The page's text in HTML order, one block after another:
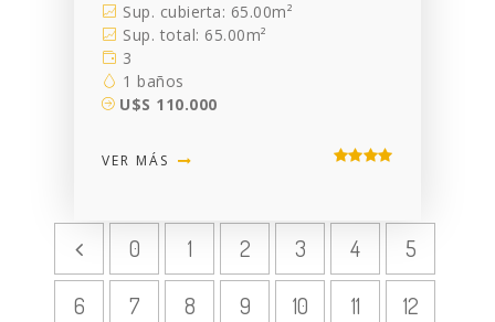
Sup. cubierta: 65.00m²
Sup. total: 65.00m²
3
1 baños
U$S 110.000
VER MÁS
0 1 2 3 4
5
6
7 8 9 10 11
12